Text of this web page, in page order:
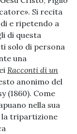
Si recita
e ripetendo a
di questa
solo di persona
una
Racconti di un
anonimo del
(1860). Come
nella sua
la tripartizione